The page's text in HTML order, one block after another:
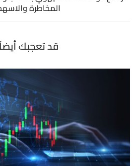
المخاطرة
قد تعجبك